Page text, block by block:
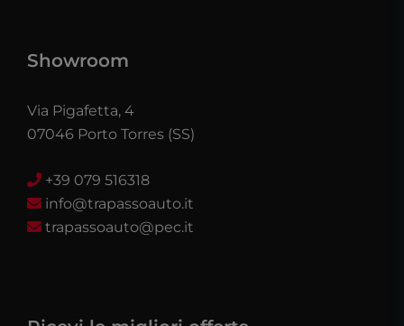
Showroom
Via Pigafetta, 4
07046 Porto Torres (SS)
+39 079 516318
info@trapassoauto.it
trapassoauto@pec.it